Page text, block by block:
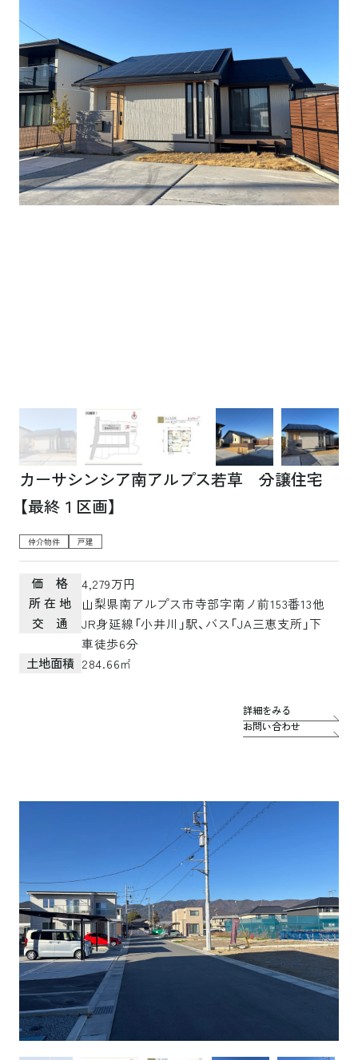
カーサシンシア南アルプス若草 分譲住宅
【最終１区画】
仲介物件 戸建
価 格
4,279万円
所 在 地
山梨県南アルプス市寺部字南ノ前153番13他
交 通
JR身延線「小井川」駅、バス「JA三恵支所」下
車徒歩6分
土地面積 284.66㎡
詳細をみる
お問い合わせ